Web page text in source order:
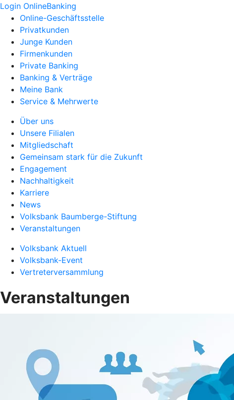
Login OnlineBanking
Online-Geschäftsstelle
Privatkunden
Junge Kunden
Firmenkunden
Private Banking
Banking & Verträge
Meine Bank
Service & Mehrwerte
Über uns
Unsere Filialen
Mitgliedschaft
Gemeinsam stark für die Zukunft
Engagement
Nachhaltigkeit
Karriere
News
Volksbank Baumberge-Stiftung
Veranstaltungen
Volksbank Aktuell
Volksbank-Event
Vertreterversammlung
Veranstaltungen